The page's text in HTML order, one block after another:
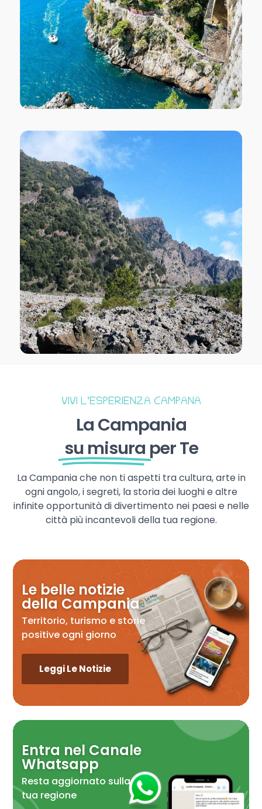
VIVI L’ESPERIENZA CAMPANA
La Campania
su misura per Te
La Campania che non ti aspetti tra cultura, arte in
ogni angolo, i segreti, la storia dei luoghi e altre
infinite opportunità di divertimento nei paesi e nelle
città più incantevoli della tua regione.
Le belle notizie
della Campania
Territorio, turismo e storie
positive ogni giorno
Leggi Le Notizie
Entra nel Canale
Whatsapp
Resta aggiornato sulla
tua regione